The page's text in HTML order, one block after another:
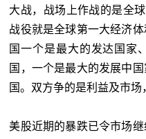
大战，战场上作战的是全
战役就是全球第一大经济
国一个是最大的发达国家
国，一个是最大的发展中
国。双方争的是利益及市场
美股近期的暴跌已令市场